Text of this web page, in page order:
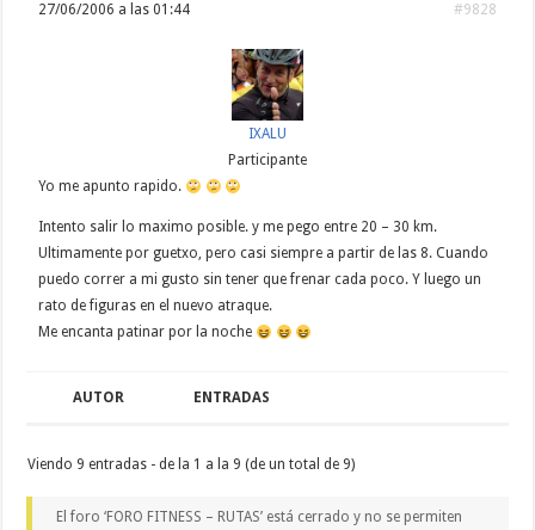
27/06/2006 a las 01:44 #9828
IXALU
Participante
Yo me apunto rapido.
Intento salir lo maximo posible. y me pego entre 20 – 30 km.
Ultimamente por guetxo, pero casi siempre a partir de las 8. Cuando
puedo correr a mi gusto sin tener que frenar cada poco. Y luego un
rato de figuras en el nuevo atraque.
Me encanta patinar por la noche
AUTOR ENTRADAS
Viendo 9 entradas - de la 1 a la 9 (de un total de 9)
El foro ‘FORO FITNESS – RUTAS’ está cerrado y no se permiten